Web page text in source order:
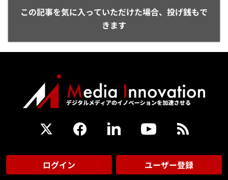
この記事を気に入っていただけた場合、投げ銭もで
きます
ログイン ユーザー登録